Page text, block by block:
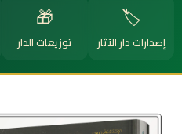
🏷️
إصدارات دار الآثار
🎁
توزيعات الدار